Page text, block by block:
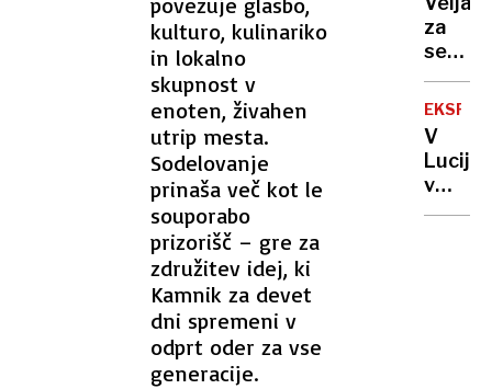
kulturo, kulinariko
in lokalno
skupnost v
enoten, živahen
utrip mesta.
Sodelovanje
prinaša več kot le
souporabo
prizorišč – gre za
združitev idej, ki
Kamnik za devet
dni spremeni v
odprt oder za vse
generacije.
dan,
ste
za
seks
zdaj
z
njeno
–
V
Luciji
v
celoti